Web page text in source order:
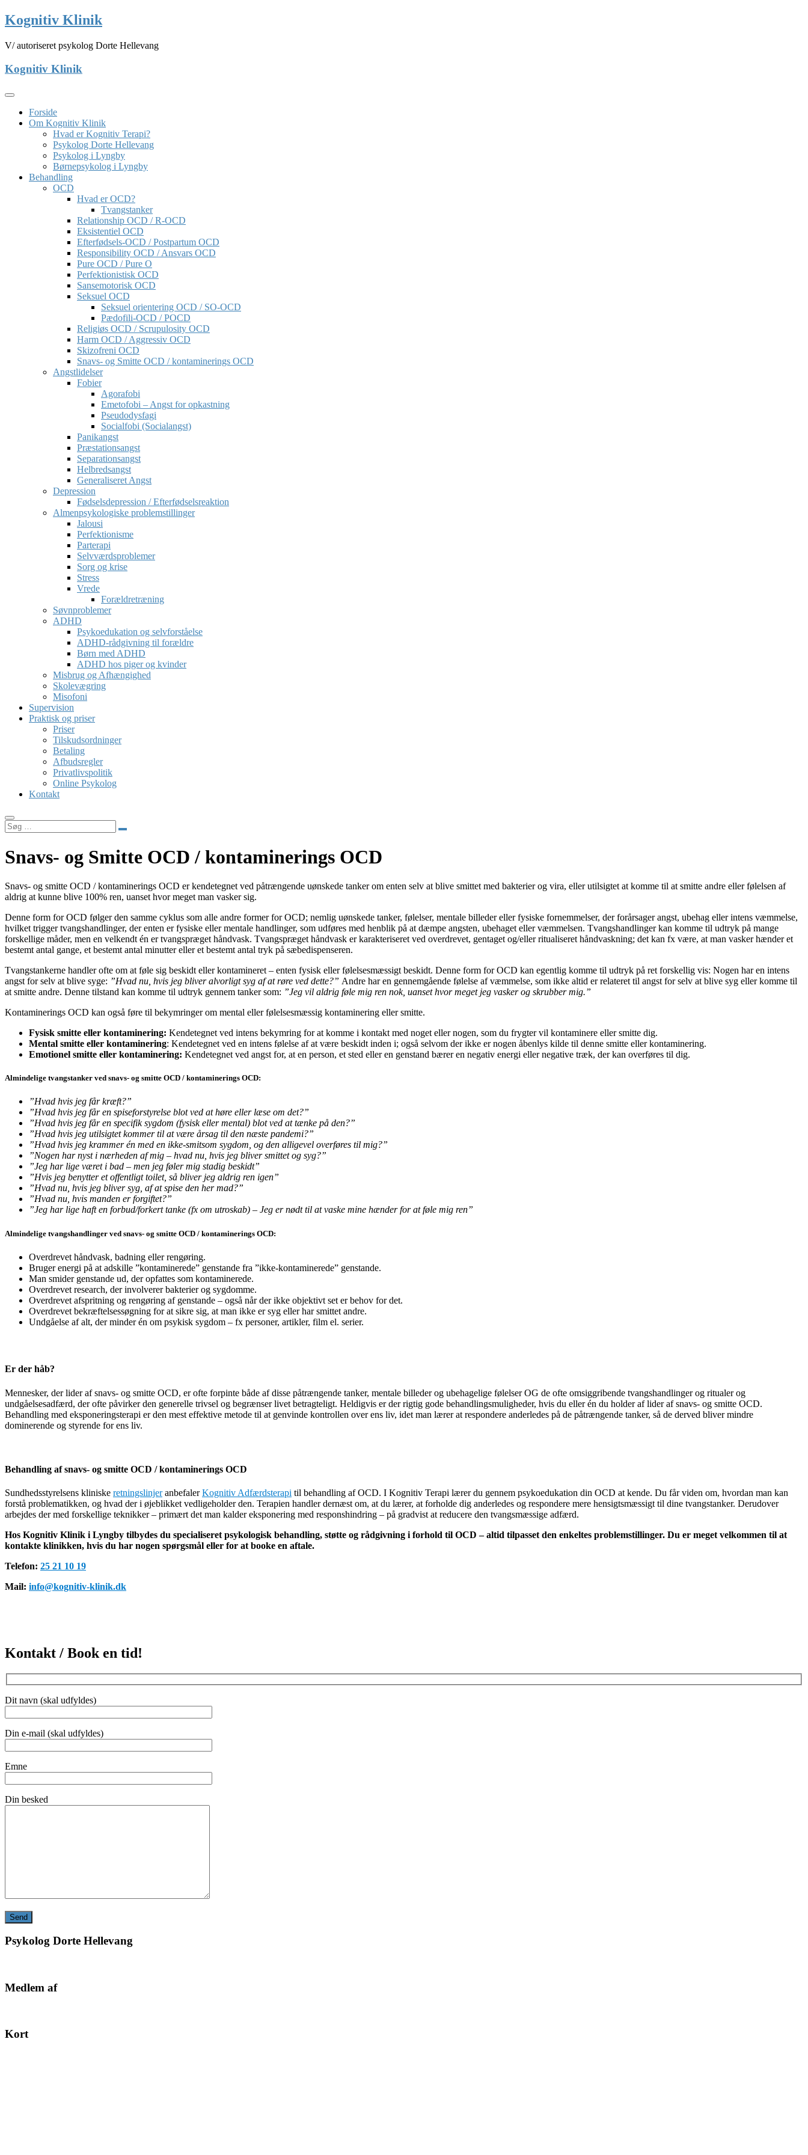
Skip
to
Kognitiv Klinik
V/ autoriseret psykolog Dorte Hellevang
Kognitiv Klinik
Forside
Om Kognitiv Klinik
Hvad er Kognitiv Terapi?
Psykolog Dorte Hellevang
Psykolog i Lyngby
Børnepsykolog i Lyngby
Behandling
OCD
Hvad er OCD?
Tvangstanker
Relationship OCD / R-OCD
Eksistentiel OCD
Efterfødsels-OCD / Postpartum OCD
Responsibility OCD / Ansvars OCD
Pure OCD / Pure O
Perfektionistisk OCD
Sansemotorisk OCD
Seksuel OCD
Seksuel orientering OCD / SO-OCD
Pædofili-OCD / POCD
Religiøs OCD / Scrupulosity OCD
Harm OCD / Aggressiv OCD
Skizofreni OCD
Snavs- og Smitte OCD / kontaminerings OCD
Angstlidelser
Fobier
Agorafobi
Emetofobi – Angst for opkastning
Pseudodysfagi
Socialfobi (Socialangst)
Panikangst
Præstationsangst
Separationsangst
Helbredsangst
Generaliseret Angst
Depression
Fødselsdepression / Efterfødselsreaktion
Almenpsykologiske problemstillinger
Jalousi
Perfektionisme
Parterapi
Selvværdsproblemer
Sorg og krise
Stress
Vrede
Forældretræning
Søvnproblemer
ADHD
Psykoedukation og selvforståelse
ADHD-rådgivning til forældre
Børn med ADHD
ADHD hos piger og kvinder
Misbrug og Afhængighed
Skolevægring
Misofoni
Supervision
Praktisk og priser
Priser
Tilskudsordninger
Betaling
Afbudsregler
Privatlivspolitik
Online Psykolog
Kontakt
Søg
…
Snavs- og Smitte OCD / kontaminerings OCD
Snavs- og smitte OCD / kontaminerings OCD er kendetegnet ved påtrængende uønskede tanker om enten selv at blive smittet med bakterier og vira, eller utilsigtet at komme til at smitte andre eller følelsen af
aldrig at kunne blive 100% ren, uanset hvor meget man vasker sig.
Denne form for OCD følger den samme cyklus som alle andre former for OCD; nemlig uønskede tanker, følelser, mentale billeder eller fysiske fornemmelser, der forårsager angst, ubehag eller intens væmmelse,
hvilket trigger tvangshandlinger, der enten er fysiske eller mentale handlinger, som udføres med henblik på at dæmpe angsten, ubehaget eller væmmelsen. Tvangshandlinger kan komme til udtryk på mange
forskellige måder, men en velkendt én er tvangspræget håndvask. Tvangspræget håndvask er karakteriseret ved overdrevet, gentaget og/eller ritualiseret håndvaskning; det kan fx være, at man vasker hænder et
bestemt antal gange, et bestemt antal minutter eller et bestemt antal tryk på sæbedispenseren.
Tvangstankerne handler ofte om at føle sig beskidt eller kontamineret – enten fysisk eller følelsesmæssigt beskidt. Denne form for OCD kan egentlig komme til udtryk på ret forskellig vis: Nogen har en intens
angst for selv at blive syge: ”Hvad nu, hvis jeg bliver alvorligt syg af at røre ved dette?” Andre har en gennemgående følelse af væmmelse, som ikke altid er relateret til angst for selv at blive syg eller komme til
at smitte andre. Denne tilstand kan komme til udtryk gennem tanker som: ”Jeg vil aldrig føle mig ren nok, uanset hvor meget jeg vasker og skrubber mig.”
Kontaminerings OCD kan også føre til bekymringer om mental eller følelsesmæssig kontaminering eller smitte.
Fysisk smitte eller kontaminering: Kendetegnet ved intens bekymring for at komme i kontakt med noget eller nogen, som du frygter vil kontaminere eller smitte dig.
Mental smitte eller kontaminering: Kendetegnet ved en intens følelse af at være beskidt inden i; også selvom der ikke er nogen åbenlys kilde til denne smitte eller kontaminering.
Emotionel smitte eller kontaminering: Kendetegnet ved angst for, at en person, et sted eller en genstand bærer en negativ energi eller negative træk, der kan overføres til dig.
Almindelige tvangstanker ved snavs- og smitte OCD / kontaminerings OCD:
”Hvad hvis jeg får kræft?”
”Hvad hvis jeg får en spiseforstyrelse blot ved at høre eller læse om det?”
”Hvad hvis jeg får en specifik sygdom (fysisk eller mental) blot ved at tænke på den?”
”Hvad hvis jeg utilsigtet kommer til at være årsag til den næste pandemi?”
”Hvad hvis jeg krammer én med en ikke-smitsom sygdom, og den alligevel overføres til mig?”
”Nogen har nyst i nærheden af mig – hvad nu, hvis jeg bliver smittet og syg?”
”Jeg har lige været i bad – men jeg føler mig stadig beskidt”
”Hvis jeg benytter et offentligt toilet, så bliver jeg aldrig ren igen”
”Hvad nu, hvis jeg bliver syg, af at spise den her mad?”
”Hvad nu, hvis manden er forgiftet?”
”Jeg har lige haft en forbud/forkert tanke (fx om utroskab) – Jeg er nødt til at vaske mine hænder for at føle mig ren”
Almindelige tvangshandlinger ved snavs- og smitte OCD / kontaminerings OCD:
Overdrevet håndvask, badning eller rengøring.
Bruger energi på at adskille ”kontaminerede” genstande fra ”ikke-kontaminerede” genstande.
Man smider genstande ud, der opfattes som kontaminerede.
Overdrevet research, der involverer bakterier og sygdomme.
Overdrevet afspritning og rengøring af genstande – også når der ikke objektivt set er behov for det.
Overdrevet bekræftelsessøgning for at sikre sig, at man ikke er syg eller har smittet andre.
Undgåelse af alt, der minder én om psykisk sygdom – fx personer, artikler, film el. serier.
Er der håb?
Mennesker, der lider af snavs- og smitte OCD, er ofte forpinte både af disse påtrængende tanker, mentale billeder og ubehagelige følelser OG de ofte omsiggribende tvangshandlinger og ritualer og
undgåelsesadfærd, der ofte påvirker den generelle trivsel og begrænser livet betragteligt. Heldigvis er der rigtig gode behandlingsmuligheder, hvis du eller én du holder af lider af snavs- og smitte OCD.
Behandling med eksponeringsterapi er den mest effektive metode til at genvinde kontrollen over ens liv, idet man lærer at respondere anderledes på de påtrængende tanker, så de derved bliver mindre
dominerende og styrende for ens liv.
Behandling af snavs- og smitte OCD / kontaminerings OCD
Sundhedsstyrelsens kliniske retningslinjeranbefalerKognitiv Adfærdsterapi til behandling af OCD. I Kognitiv Terapi lærer du gennem psykoedukation din OCD at kende. Du får viden om, hvordan man kan
forstå problematikken, og hvad der i øjeblikket vedligeholder den. Terapien handler dernæst om, at du lærer, at forholde dig anderledes og respondere mere hensigtsmæssigt til dine tvangstanker. Derudover
arbejdes der med forskellige teknikker – primært det man kalder eksponering med responshindring – på gradvist at reducere den tvangsmæssige adfærd.
Hos Kognitiv Klinik i Lyngby tilbydes du specialiseret psykologisk behandling, støtte og rådgivning i forhold til OCD – altid tilpasset den enkeltes problemstillinger. Du er meget velkommen til at
kontakte klinikken, hvis du har nogen spørgsmål eller for at booke en aftale.
Telefon: 25 21 10 19
Mail: info@kognitiv-klinik.dk
Kontakt / Book en tid!
Dit navn (skal udfyldes)
Din e-mail (skal udfyldes)
Emne
Din besked
Psykolog Dorte Hellevang
Medlem af
Kort